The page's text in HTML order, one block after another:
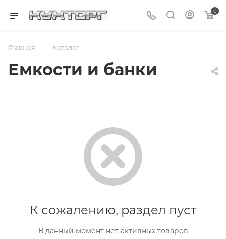
0
Главная — Каталог
Емкости и банки
К сожалению, раздел пуст
В данный момент нет активных товаров